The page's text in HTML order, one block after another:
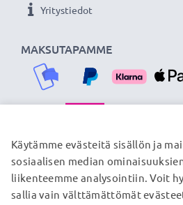
MAKSUTAPAMME
Yritystiedot
TOIMITUSKUMPPANIMME
© subtel.fi 2026
Käytämme evästeitä sisällön ja
sosiaalisen median
liikenteemme analysointiin. Voit
sallia vain välttämättömät